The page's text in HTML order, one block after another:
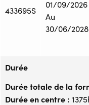
433695S
01/09/2026
Au
30/06/2028
Durée
Durée totale de la
Durée en centre :